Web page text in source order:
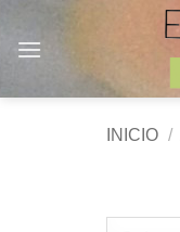
INICIO /